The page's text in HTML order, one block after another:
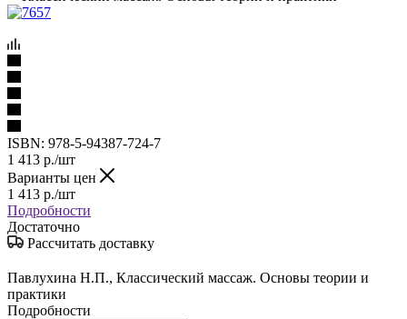
ISBN: 978-5-94387-724-7
1 413 р./шт
Варианты цен
1 413 р./шт
Подробности
Достаточно
Рассчитать доставку
Павлухина Н.П., Классический массаж. Основы теории и
практики
Подробности